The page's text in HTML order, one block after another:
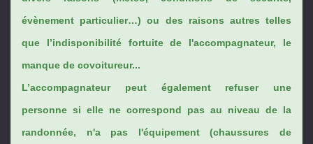
évènement particulier…) ou des raisons autres telles
que l’indisponibilité fortuite de l'accompagnateur, le
manque de covoitureur...
L’accompagnateur peut également refuser une
personne si elle ne correspond pas au niveau de la
randonnée, n'a pas l'équipement (chaussures de